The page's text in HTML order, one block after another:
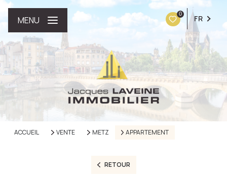
0 FR
MENU
ACCUEIL VENTE METZ APPARTEMENT
RETOUR